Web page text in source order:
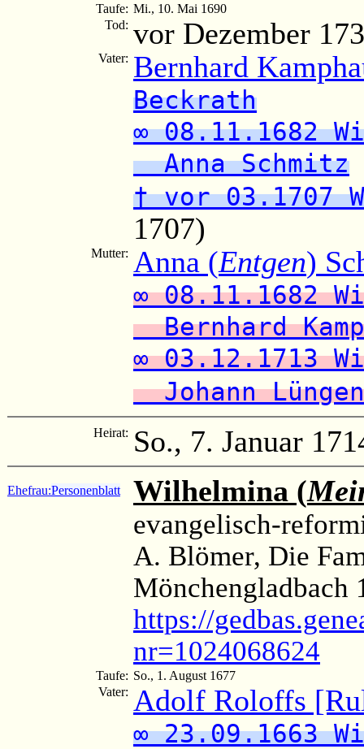
Taufe: Mi., 10. Mai 1690
Tod: vor Dezember
Vater: Bernhard
Beckrath
∞ 08.11.1682
Anna Schmitz
† vor 03.1707
1707)
Mutter: Anna (Entgen)
∞ 08.11.1682
Bernhard
∞ 03.12.1713
Johann Lüngen
Heirat: So., 7. Januar
Ehefrau:Personenblatt Wilhelmina (
evangelisch-
A. Blömer, Die
Mönchengladbach
https://
nr=1024068624
Taufe: So., 1. August 1677
Vater: Adolf Roloffs
∞ 23.09.1663